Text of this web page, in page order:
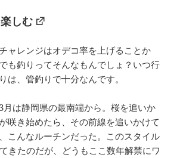
しむ
ャレンジはオデコ率を上げることか
も釣りってそんなもんでしょ？いつ行
は、管釣りで十分なんです。
月は静岡県の最南端から。桜を追いか
咲き始めたら、その前線を追いかけて
こんなルーチンだった。このスタイル
きたのだが、どうもここ数年解禁にワ